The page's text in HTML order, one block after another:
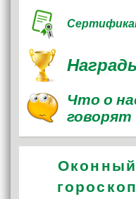
Что о
говорят
Оконный
гороскоп